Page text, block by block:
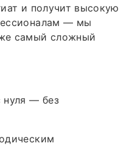
и получит высокую
— мы
самый сложный
нуля — без